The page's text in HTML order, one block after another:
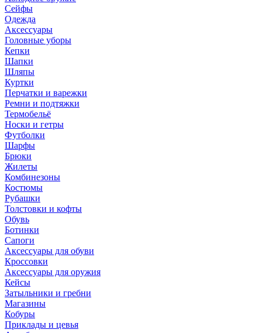
Сейфы
Одежда
Аксессуары
Головные уборы
Кепки
Шапки
Шляпы
Куртки
Перчатки и варежки
Ремни и подтяжки
Термобельё
Носки и гетры
Футболки
Шарфы
Брюки
Жилеты
Комбинезоны
Костюмы
Рубашки
Толстовки и кофты
Обувь
Ботинки
Сапоги
Аксессуары для обуви
Кроссовки
Аксессуары для оружия
Кейсы
Затыльники и гребни
Магазины
Кобуры
Приклады и цевья